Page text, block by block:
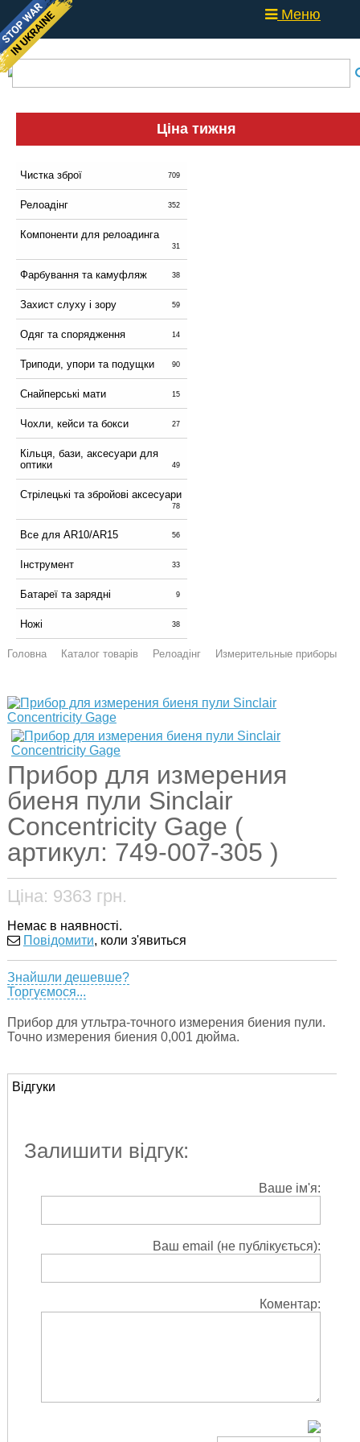
Меню
Ціна тижня
Чистка зброї 709
Релоадінг 352
Компоненти для релоадинга
31
Фарбування та камуфляж 38
Захист слуху і зору 59
Одяг та спорядження 14
Триподи, упори та подущки 90
Снайперські мати 15
Чохли, кейси та бокси 27
Кільця, бази, аксесуари для
оптики
49
Стрілецькі та збройові аксесуари
78
Все для AR10/AR15 56
Інструмент 33
Батареї та зарядні 9
Ножі 38
Головна Каталог товарів Релоадінг Измерительные приборы
Прибор для измерения
биеня пули Sinclair
Concentricity Gage (
артикул: 749-007-305 )
Ціна: 9363 грн.
Немає в наявності.
Повідомити, коли з'явиться
Знайшли дешевше?
Торгуємося...
Прибор для утльтра-точного измерения биения пули.
Точно измерения биения 0,001 дюйма.
Відгуки
Залишити відгук:
Ваше ім'я:
Ваш email (не публікується):
Коментар: